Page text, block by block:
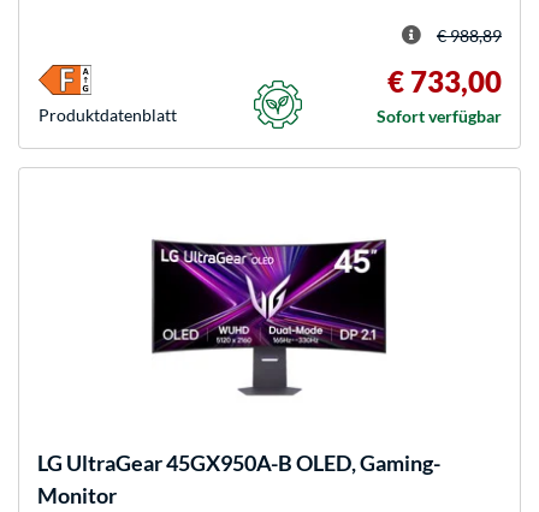
€ 988,89
€ 733,00
Sofort verfügbar
Produkt­datenblatt
LG UltraGear 45GX950A-B OLED, Gaming-
Monitor